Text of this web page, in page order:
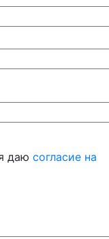
даю согласие на